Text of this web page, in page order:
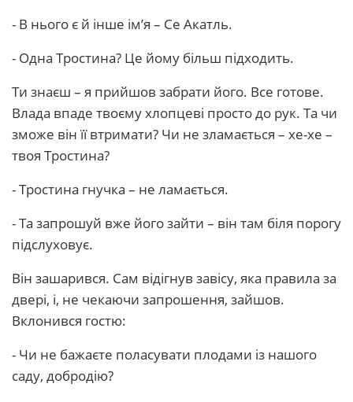
- В нього є й інше ім’я – Се Акатль.
- Одна Тростина? Це йому більш підходить.
Ти знаєш – я прийшов забрати його. Все готове.
Влада впаде твоєму хлопцеві просто до рук. Та чи
зможе він її втримати? Чи не зламається – хе-хе –
твоя Тростина?
- Тростина гнучка – не ламається.
- Та запрошуй вже його зайти – він там біля порогу
підслуховує.
Він зашарився. Сам відігнув завісу, яка правила за
двері, і, не чекаючи запрошення, зайшов.
Вклонився гостю:
- Чи не бажаєте поласувати плодами із нашого
саду, добродію?